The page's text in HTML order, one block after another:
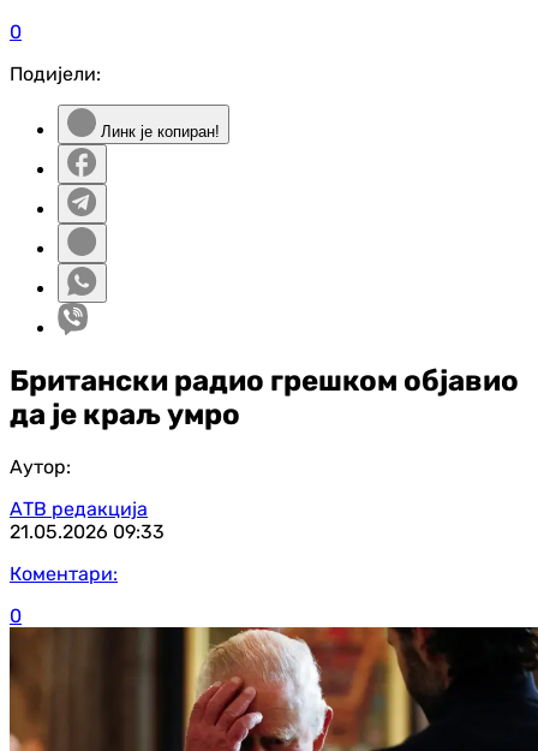
0
Подијели:
Линк је копиран!
Британски радио грешком објавио
да је краљ умро
Аутор:
АТВ редакција
21.05.2026 09:33
Коментари:
0